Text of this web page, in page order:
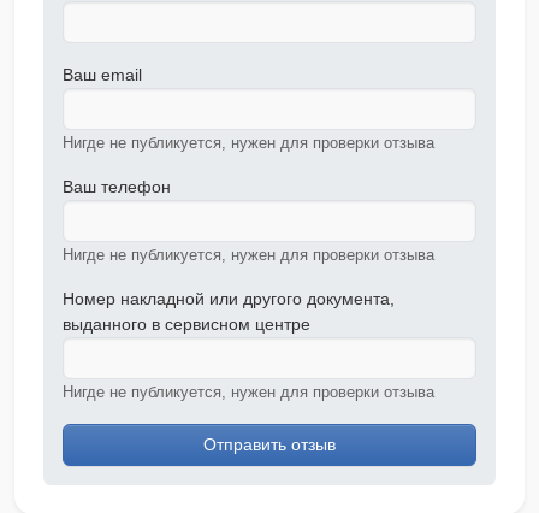
Ваш email
Нигде не публикуется, нужен для проверки отзыва
Ваш телефон
Нигде не публикуется, нужен для проверки отзыва
Номер накладной или другого документа,
выданного в сервисном центре
Нигде не публикуется, нужен для проверки отзыва
Отправить отзыв